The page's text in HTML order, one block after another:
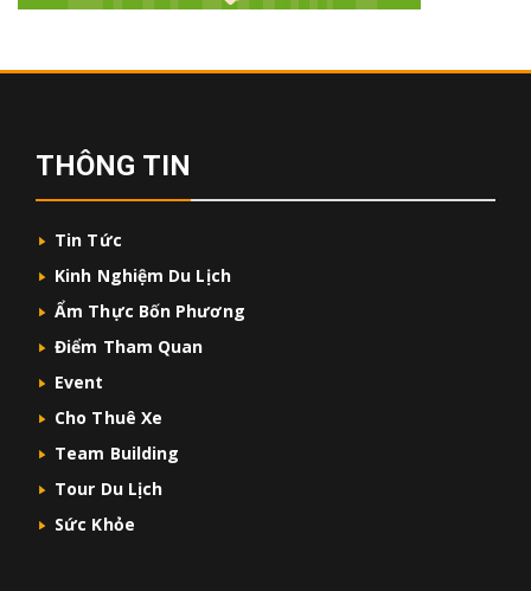
THÔNG TIN
Tin Tức
Kinh Nghiệm Du Lịch
Ẩm Thực Bốn Phương
Điểm Tham Quan
Event
Cho Thuê Xe
Team Building
Tour Du Lịch
Sức Khỏe